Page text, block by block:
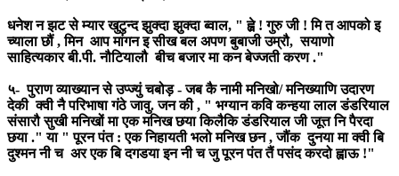
धनेश न झट से म्यार खुटुन्द झुक्दा झुक्दा ब्वाल, " ह्व़े ! गुरु जी ! मि त आपको इ
च्याला छौं , मिन आप मांगन इ सीख बल अपण बुबाजी उम्रौ, सयाणो
साहित्यकार बी.पी. नौटियालौ बीच बजार मा कन बेज्जती करण ."
५- पुराण व्याख्यान से उप्ज्युं चबोड़ - जब कै नामी मनिखो/ मनिख्याणि उदारण
देकी क्वी नै परिभाषा गंठे जावु. जन की , " भग्यान कवि कन्हया लाल डंडरियाल
संसारौ सुखी मनिखों मा एक मनिख छया किलैकि डंडरियाल जी जूत्त नि पैरदा
छया ." या " पूरन पंत : एक निहायती भलो मनिख छन , जौंक दुनया मा क्वी बि
दुश्मन नी च अर एक बि दगडया इन नी च जु पूरन पंत तैं पसंद करदो ह्वाऊ !"